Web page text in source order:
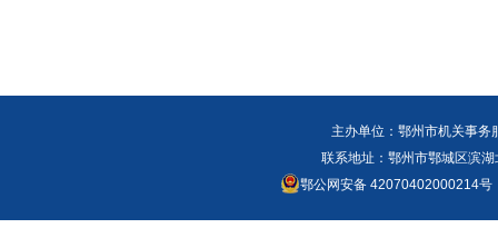
主办单位：鄂州市机关事
联系地址：鄂州市鄂城区滨
鄂公网安备 42070402000214号